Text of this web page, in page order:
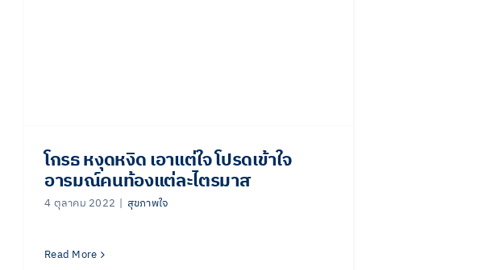
โกรธ หงุดหงิด เอาแต่ใจ โปรดเข้าใจ
อารมณ์คนท้องแต่ละไตรมาส
4 ตุลาคม 2022 | สุขภาพใจ
Read More